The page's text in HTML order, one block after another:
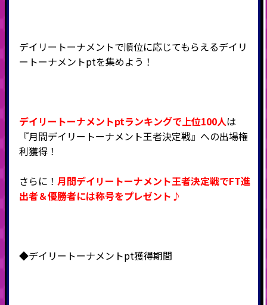
デイリートーナメントで順位に応じてもらえるデイリ
ートーナメントptを集めよう！
デイリートーナメントptランキングで上位100人は
『月間デイリートーナメント王者決定戦』への出場権
利獲得！
さらに！ 月間デイリートーナメント王者決定戦でFT進
出者＆優勝者には称号をプレゼント♪
◆デイリートーナメントpt獲得期間